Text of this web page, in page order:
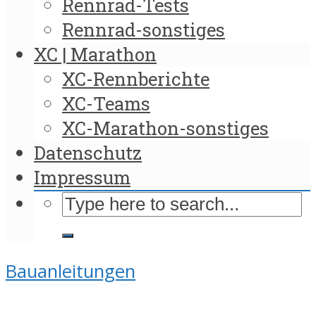
Rennrad-sonstiges
XC | Marathon
XC-Rennberichte
XC-Teams
XC-Marathon-sonstiges
Datenschutz
Impressum
Bauanleitungen